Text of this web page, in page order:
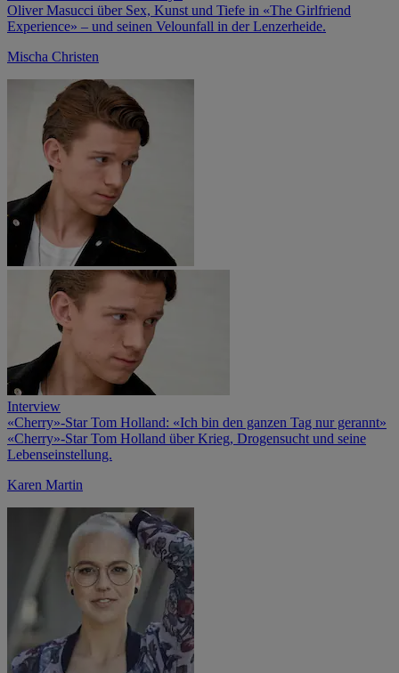
Oliver Masucci über Sex, Kunst und Tiefe in «The Girlfriend
Experience» – und seinen Velounfall in der Lenzerheide.
Mischa Christen
Interview
«Cherry»-Star Tom Holland: «Ich bin den ganzen Tag nur gerannt»
«Cherry»-Star Tom Holland über Krieg, Drogensucht und seine
Lebenseinstellung.
Karen Martin